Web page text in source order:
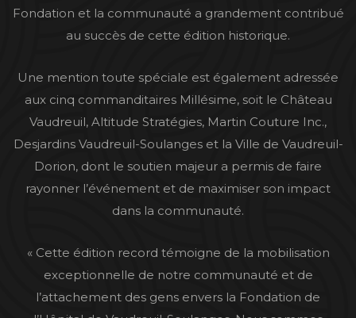
Fondation et la communauté a grandement contribué
au succès de cette édition historique.
Une mention toute spéciale est également adressée
aux cinq commanditaires Millésime, soit le Château
Vaudreuil, Altitude Stratégies, Martin Couture Inc.,
Desjardins Vaudreuil-Soulanges et la Ville de Vaudreuil-
Dorion, dont le soutien majeur a permis de faire
rayonner l’événement et de maximiser son impact
dans la communauté.
« Cette édition record témoigne de la mobilisation
exceptionnelle de notre communauté et de
l’attachement des gens envers la Fondation de